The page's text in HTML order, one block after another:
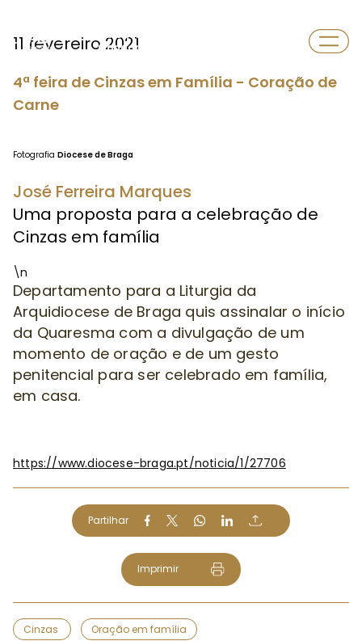
Paróquia
Gandarela
11 fevereiro 2021
4ª feira de Cinzas em Família - Coração de
Carne
Fotografia Diocese de Braga
José Ferreira Marques
Uma proposta para a celebração de
Cinzas em família
\n
Departamento para a Liturgia da
Arquidiocese de Braga quis assinalar o início
da Quaresma com a divulgação de um
momento de oração e de um gesto
penitencial para ser celebrado em família,
em casa.
https://www.diocese-braga.pt/noticia/1/27706
Partilhar
Imprimir
Cinzas Oração em família